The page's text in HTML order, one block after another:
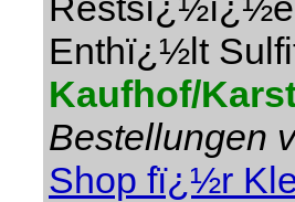
Enthï¿½lt
Kaufhof/
Bestellungen
Shop fï¿½r